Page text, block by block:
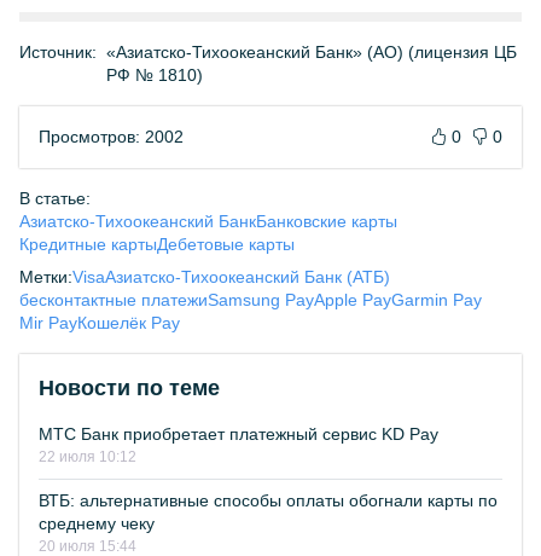
Источник: «Азиатско-Тихоокеанский Банк» (АО) (лицензия ЦБ
РФ № 1810)
Просмотров: 2002 0 0
В статье:
Азиатско-Тихоокеанский БанкБанковские карты
Кредитные картыДебетовые карты
Метки:VisaАзиатско-Тихоокеанский Банк (АТБ)
бесконтактные платежиSamsung PayApple PayGarmin Pay
Mir PayКошелёк Pay
Новости по теме
МТС Банк приобретает платежный сервис KD Pay
22 июля 10:12
ВТБ: альтернативные способы оплаты обогнали карты по
среднему чеку
20 июля 15:44